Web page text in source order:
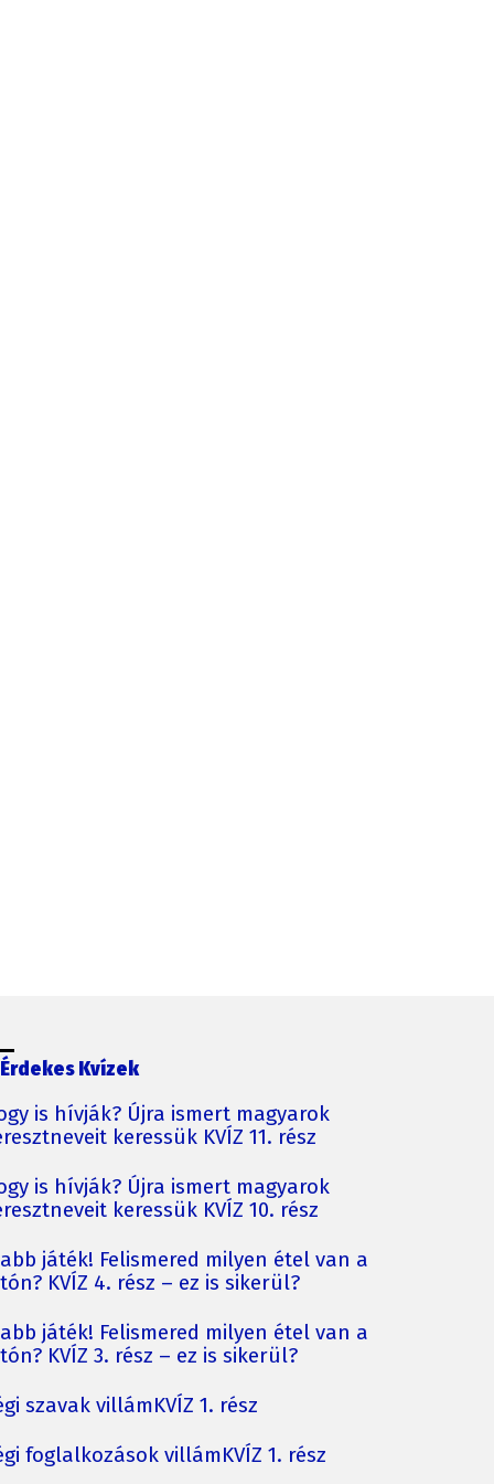
Érdekes Kvízek
is hívják? Újra ismert magyarok
keressük KVÍZ 11. rész
is hívják? Újra ismert magyarok
keressük KVÍZ 10. rész
játék! Felismered milyen étel van a
KVÍZ 4. rész – ez is sikerül?
játék! Felismered milyen étel van a
KVÍZ 3. rész – ez is sikerül?
szavak villámKVÍZ 1. rész
foglalkozások villámKVÍZ 1. rész